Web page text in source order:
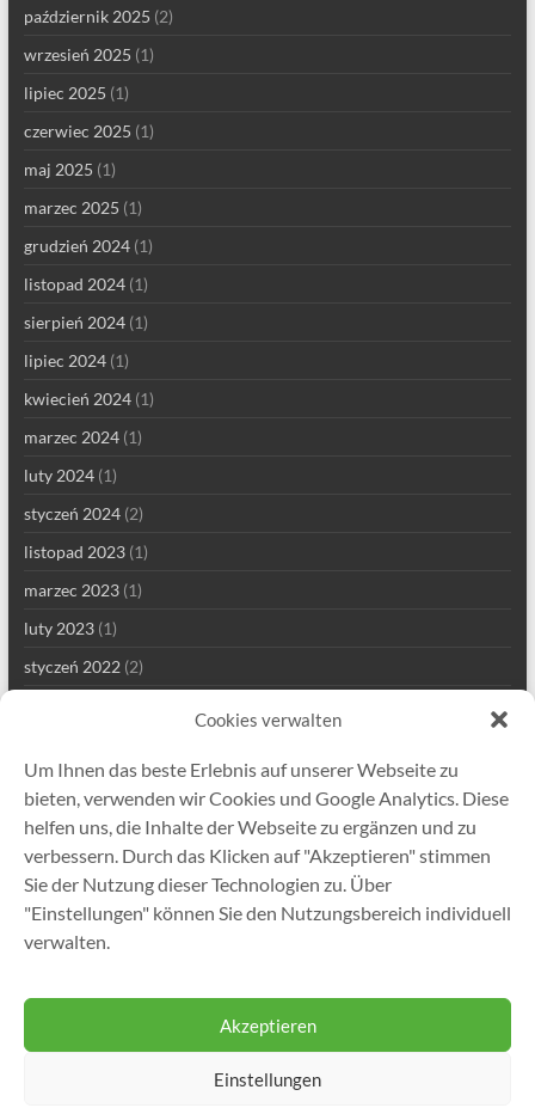
Cookies verwalten
Um Ihnen das beste Erlebnis auf unserer Webseite zu
bieten, verwenden wir Cookies und Google Analytics. Diese
helfen uns, die Inhalte der Webseite zu ergänzen und zu
verbessern. Durch das Klicken auf "Akzeptieren" stimmen
Sie der Nutzung dieser Technologien zu. Über
"Einstellungen" können Sie den Nutzungsbereich individuell
verwalten.
Akzeptieren
Einstellungen
październik 2025 (2)
wrzesień 2025 (1)
lipiec 2025 (1)
czerwiec 2025 (1)
maj 2025 (1)
marzec 2025 (1)
grudzień 2024(1)
listopad 2024(1)
sierpień 2024(1)
lipiec 2024(1)
kwiecień 2024(1)
marzec 2024(1)
luty 2024(1)
styczeń 2024(2)
listopad 2023(1)
marzec 2023(1)
luty 2023(1)
styczeń 2022(2)
sierpień 2021(4)
lipiec 2021
(1)
maj 2021(7)
kwiecień 2021(2)
styczeń 2021
Gutekunst Formfedern GmbH